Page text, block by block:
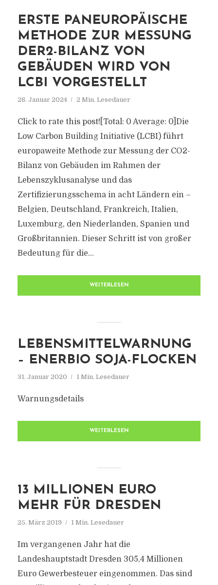
ERSTE PANEUROPÄISCHE
METHODE ZUR MESSUNG
DER2-BILANZ VON
GEBÄUDEN WIRD VON
LCBI VORGESTELLT
28. Januar 2024 2 Min. Lesedauer
Click to rate this post![Total: 0 Average: 0]Die
Low Carbon Building Initiative (LCBI) führt
europaweite Methode zur Messung der CO2-
Bilanz von Gebäuden im Rahmen der
Lebenszyklusanalyse und das
Zertifizierungsschema in acht Ländern ein –
Belgien, Deutschland, Frankreich, Italien,
Luxemburg, den Niederlanden, Spanien und
Großbritannien. Dieser Schritt ist von großer
Bedeutung für die...
WEITERLESEN
LEBENSMITTELWARNUNG
– ENERBIO SOJA-FLOCKEN
31. Januar 2020 1 Min. Lesedauer
Warnungsdetails
WEITERLESEN
13 MILLIONEN EURO
MEHR FÜR DRESDEN
25. März 2019 1 Min. Lesedauer
Im vergangenen Jahr hat die
Landeshauptstadt Dresden 305,4 Millionen
Euro Gewerbesteuer eingenommen. Das sind